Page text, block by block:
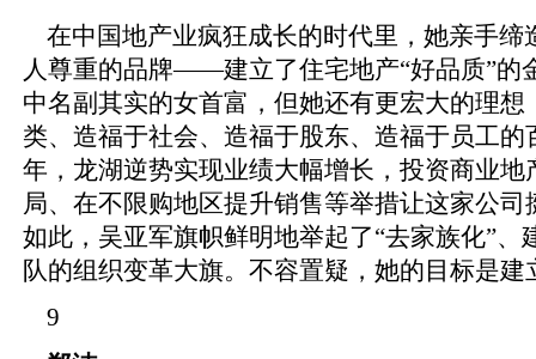
在中国地产业疯狂成长的时代里，她亲手缔
人尊重的品牌——建立了住宅地产“好品质”的
中名副其实的女首富，但她还有更宏大的理想
类、造福于社会、造福于股东、造福于员工的
年，龙湖逆势实现业绩大幅增长，投资商业地
局、在不限购地区提升销售等举措让这家公司
如此，吴亚军旗帜鲜明地举起了“去家族化”、
队的组织变革大旗。不容置疑，她的目标是建
9